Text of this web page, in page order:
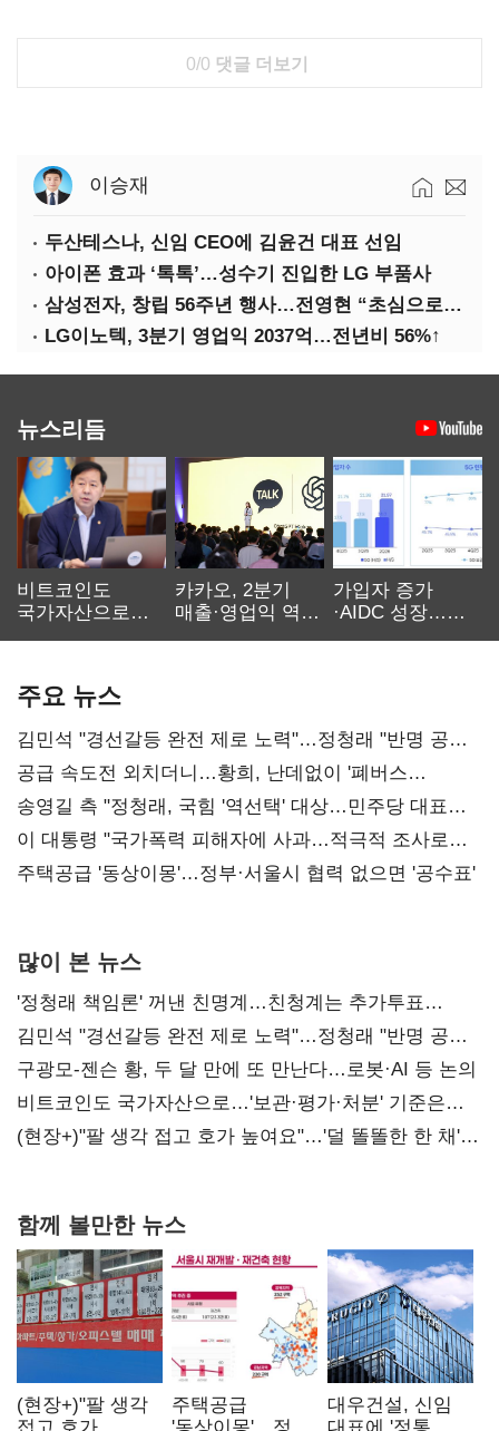
0/0 댓글 더보기
이승재
두산테스나, 신임 CEO에 김윤건 대표 선임
아이폰 효과 ‘톡톡’…성수기 진입한 LG 부품사
삼성전자, 창립 56주년 행사…전영현 “초심으로 경쟁력 회복해야”
LG이노텍, 3분기 영업익 2037억…전년비 56%↑
뉴스리듬
비트코인도
국가자산으로…'
카카오, 2분기
매출·영업익 역대
가입자 증가
·AIDC 성장…
주요 뉴스
김민석 "경선갈등 완전 제로 노력"…정청래 "반명 공세
사과부터"
공급 속도전 외치더니…황희, 난데없이 '폐버스
리모델링' 제안
송영길 측 "정청래, 국힘 '역선택' 대상…민주당 대표로
총선 지휘 못해"
이 대통령 "국가폭력 피해자에 사과…적극적 조사로
진실 밝혀야"
주택공급 '동상이몽'…정부·서울시 협력 없으면 '공수표'
많이 본 뉴스
'정청래 책임론' 꺼낸 친명계…친청계는 추가투표
때리기
김민석 "경선갈등 완전 제로 노력"…정청래 "반명 공세
사과부터"
구광모-젠슨 황, 두 달 만에 또 만난다…로봇·AI 등 논의
비트코인도 국가자산으로…'보관·평가·처분' 기준은
숙제
(현장+)"팔 생각 접고 호가 높여요"…'덜 똘똘한 한 채'
함께 볼만한 뉴스
(현장+)"팔 생각
주택공급
대우건설, 신임